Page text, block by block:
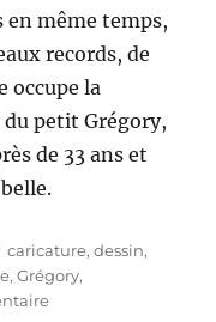
en même temps,
records, de
occupe la
du petit Grégory,
de 33 ans et
Étiquettes
caricature,dessin,
,Grégory,
sur